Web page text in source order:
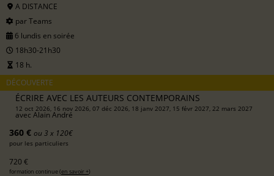
A DISTANCE
par Teams
6 lundis en soirée
18h30-21h30
18 h.
DÉCOUVERTE
ÉCRIRE AVEC LES AUTEURS CONTEMPORAINS
12 oct 2026, 16 nov 2026, 07 déc 2026, 18 janv 2027, 15 févr 2027, 22 mars 2027
avec Alain André
360 € ou 3 x 120€
pour les particuliers
720 €
formation continue (en savoir +)